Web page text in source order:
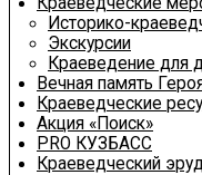
Историко-
Экскурсии
Краеведение для
Вечная память
Краеведческие
Акция «Поиск»
PRO КУЗБАСС
Краеведческий